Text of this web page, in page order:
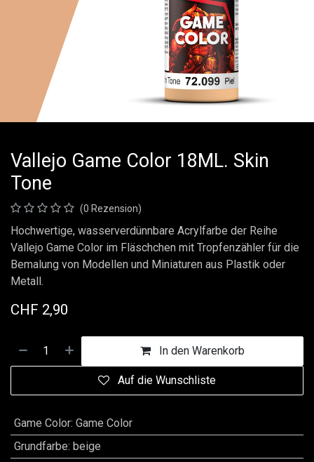
Vallejo Game Color 18ML. Skin
Tone
(0 Rezension)
Hochwertige, wasserverdünnbare Acrylfarbe der Reihe
Vallejo Game Color im Fläschchen mit Tropfenzähler für die
Bemalung von Modellen und Miniaturen aus Plastik oder
Metall.
CHF 2,90
In den Warenkorb
Auf die Wunschliste
Game Color: Game Color
Grundfarbe: beige